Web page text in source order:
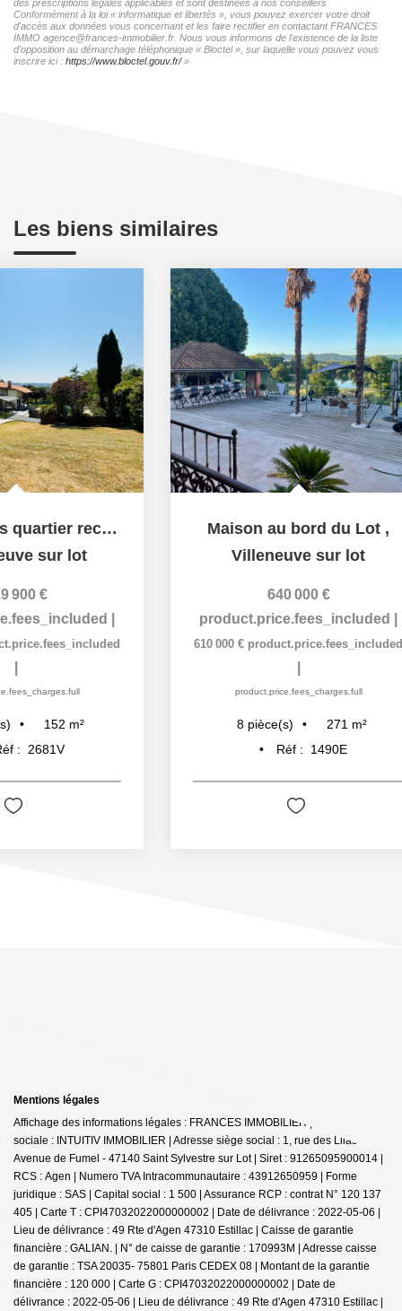
des prescriptions légales applicables et sont destinées à nos conseillers
Conformément à la loi « informatique et libertés », vous pouvez exercer votre droit
d'accès aux données vous concernant et les faire rectifier en contactant FRANCES
IMMO agence@frances-immobilier.fr. Nous vous informons de l'existence de la liste
d'opposition au démarchage téléphonique « Bloctel », sur laquelle vous pouvez vous
inscrire ici : https://www.bloctel.gouv.fr/»
Les biens similaires
Maison au bord du Lot ,
Villeneuve sur lot
product.price.fees_included|
610 000 € product.price.fees_included
product.price.fees_charges.full
8
Beaux volumes
,
350 000 €
6
Mentions légales
Affichage des informations légales : FRANCES IMMOBILIER | Raison
sociale : INTUITIV IMMOBILIER | Adresse siège social : 1, rue des Lilas -
Avenue de Fumel - 47140 Saint Sylvestre sur Lot | Siret : 91265095900014 |
RCS : Agen | Numero TVA Intracommunautaire : 43912650959 | Forme
juridique : SAS | Capital social : 1 500 | Assurance RCP : contrat N° 120 137
405 | Carte T : CPI47032022000000002 | Date de délivrance : 2022-05-06 |
Lieu de délivrance : 49 Rte d'Agen 47310 Estillac | Caisse de garantie
financière : GALIAN. | N° de caisse de garantie : 170993M | Adresse caisse
de garantie : TSA 20035- 75801 Paris CEDEX 08 | Montant de la garantie
financière : 120 000 | Carte G : CPI47032022000000002 | Date de
délivrance : 2022-05-06 | Lieu de délivrance : 49 Rte d'Agen 47310 Estillac |